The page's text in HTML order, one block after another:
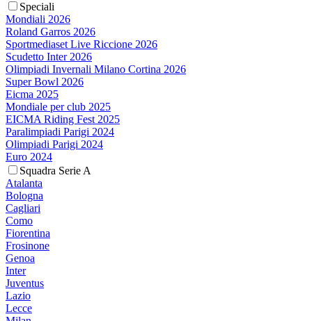
Speciali
Mondiali 2026
Roland Garros 2026
Sportmediaset Live Riccione 2026
Scudetto Inter 2026
Olimpiadi Invernali Milano Cortina 2026
Super Bowl 2026
Eicma 2025
Mondiale per club 2025
EICMA Riding Fest 2025
Paralimpiadi Parigi 2024
Olimpiadi Parigi 2024
Euro 2024
Squadra Serie A
Atalanta
Bologna
Cagliari
Como
Fiorentina
Frosinone
Genoa
Inter
Juventus
Lazio
Lecce